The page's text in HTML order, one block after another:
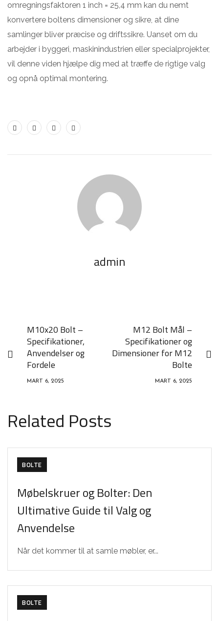
omregningsfaktoren 1 inch = 25,4 mm kan du nemt
konvertere boltens dimensioner og sikre, at dine
samlinger bliver præcise og driftssikre. Uanset om du
arbejder i byggeri, maskinindustrien eller specialprojekter,
vil denne viden hjælpe dig med at træffe de rigtige valg
og opnå optimal montering.
admin
M10x20 Bolt –
Specifikationer,
Anvendelser og
Fordele
MART 6, 2025
M12 Bolt Mål –
Specifikationer og
Dimensioner for M12
Bolte
MART 6, 2025
Related Posts
BOLTE
Møbelskruer og Bolter: Den
Ultimative Guide til Valg og
Anvendelse
Når det kommer til at samle møbler, er...
BOLTE